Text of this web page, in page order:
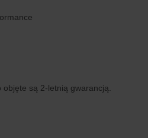
są 2-letnią gwarancją.